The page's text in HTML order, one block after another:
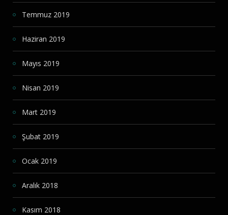
Temmuz 2019
Haziran 2019
Mayıs 2019
Nisan 2019
Mart 2019
Şubat 2019
Ocak 2019
Aralık 2018
Kasım 2018